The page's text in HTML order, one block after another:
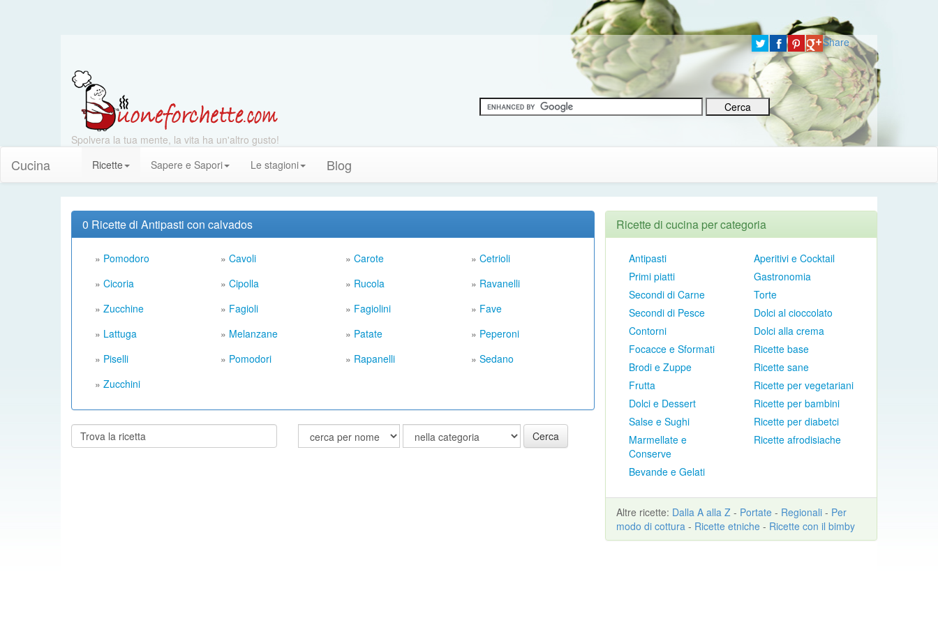
Share
Spolvera la tua mente, la vita ha un'altro gusto!
Cucina Ricette Sapere e Sapori Le stagioni Blog
0 Ricette di Antipasti con calvados
» Pomodoro » Cavoli » Carote » Cetrioli
» Cicoria » Cipolla » Rucola » Ravanelli
» Zucchine » Fagioli » Fagiolini » Fave
» Lattuga » Melanzane » Patate » Peperoni
» Piselli » Pomodori » Rapanelli » Sedano
» Zucchini
Cerca Cerca
Ricette di cucina per categoria
Antipasti
Primi piatti
Secondi di Carne
Secondi di Pesce
Contorni
Focacce e Sformati
Brodi e Zuppe
Frutta
Dolci e Dessert
Salse e Sughi
Marmellate e
Conserve
Bevande e Gelati
Aperitivi e Cocktail
Gastronomia
Torte
Dolci al cioccolato
Dolci alla crema
Ricette base
Ricette sane
Ricette per vegetariani
Ricette per bambini
Ricette per diabetci
Ricette afrodisiache
Altre ricette: Dalla A alla Z - Portate - Regionali - Per
modo di cottura - Ricette etniche - Ricette con il bimby